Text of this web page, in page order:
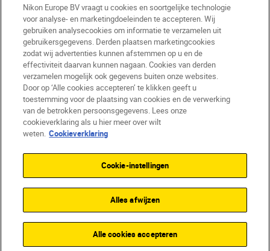
BE(nl) Nikon Sites
Contact opnemen
Privacyverklaring
Gebruiksvoorwaarden
Nikon Store - Algemene voorwaarden
Cookieverklaring
Toegankelijkheid
Cookie-instellingen
© 2026 Nikon
SKIP
Nikon Europe BV vraagt u cookies en soortgelijke technologie
voor analyse- en marketingdoeleinden te accepteren. Wij
gebruiken analysecookies om informatie te verzamelen uit
gebruikersgegevens. Derden plaatsen marketingcookies
zodat wij advertenties kunnen afstemmen op u en de
effectiviteit daarvan kunnen nagaan. Cookies van derden
verzamelen mogelijk ook gegevens buiten onze websites.
Door op ‘Alle cookies accepteren’ te klikken geeft u
toestemming voor de plaatsing van cookies en de verwerking
van de betrokken persoonsgegevens. Lees onze
cookieverklaring als u hier meer over wilt
weten. Cookieverklaring
Cookie-instellingen
Alles afwijzen
Alle cookies accepteren